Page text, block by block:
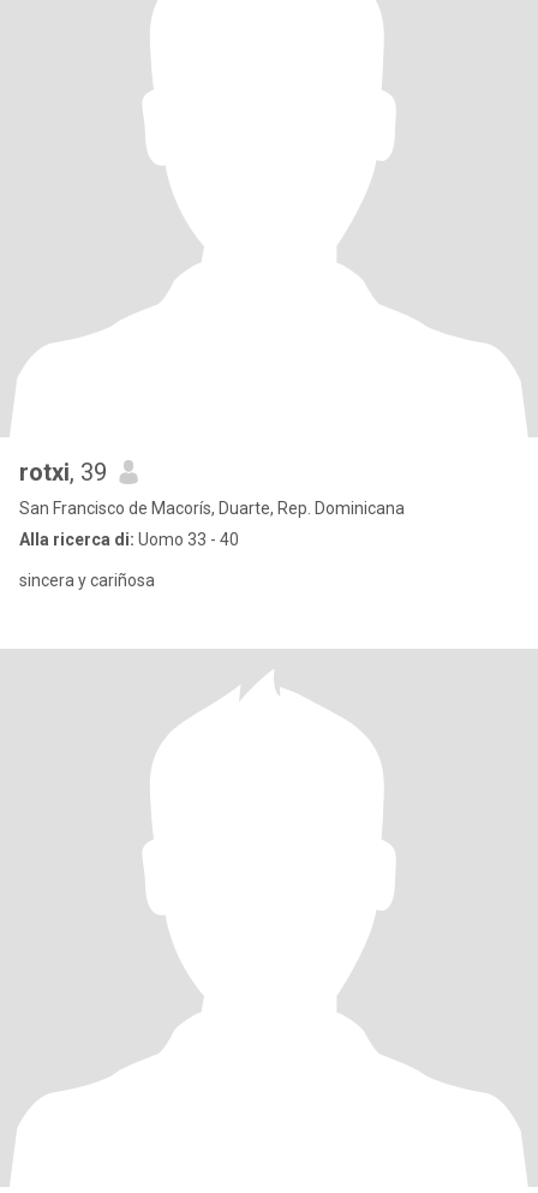
rotxi, 39
San Francisco de Macorís, Duarte, Rep. Dominicana
Alla ricerca di: Uomo 33 - 40
sincera y cariñosa